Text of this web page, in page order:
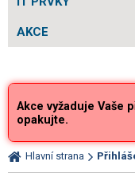
AKCE
Akce vyžaduje Vaše
opakujte.
Hlavní strana